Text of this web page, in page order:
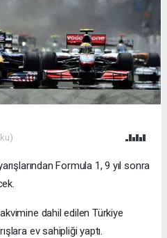
Formula 1, 9 yıl sonra
dahil edilen Türkiye
ev sahipliği yaptı.